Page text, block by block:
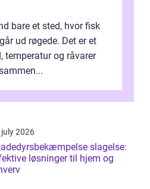
bare et sted, hvor fisk
ud røgede. Det er et
temperatur og råvarer
2026
slagelse:
løsninger til hjem og